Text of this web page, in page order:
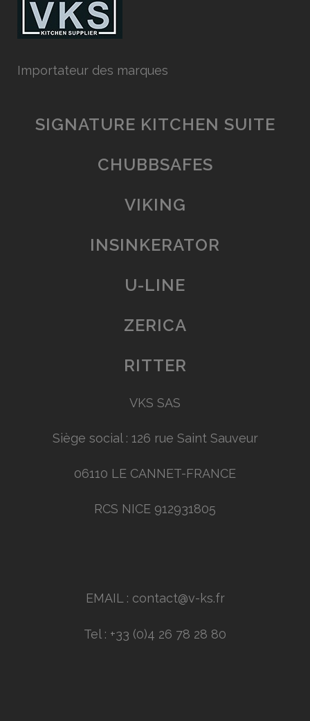
Importateur des marques
SIGNATURE KITCHEN SUITE
CHUBBSAFES
VIKING
INSINKERATOR
U-LINE
ZERICA
RITTER
VKS SAS
Siège social : 126 rue Saint Sauveur
06110 LE CANNET-FRANCE
RCS NICE 912931805
EMAIL : contact@v-ks.fr
Tel : +33 (0)4 26 78 28 80